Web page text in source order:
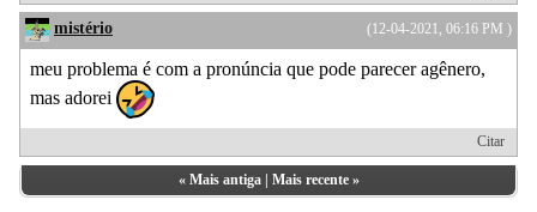
(12-04-2021, 06:16 PM )
mistério
meu problema é com a pronúncia que pode parecer agênero,
mas adorei
Citar
« Mais antiga| Mais recente»